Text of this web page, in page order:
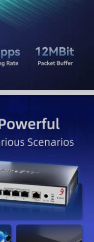
投入やファームウェア
必ず「Save（保存）」